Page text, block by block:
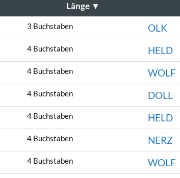
Länge ▼
3 Buchstaben
OLK
4 Buchstaben
HELD
4 Buchstaben
WOLF
4 Buchstaben
DOLL
4 Buchstaben
HELD
4 Buchstaben
NERZ
4 Buchstaben
WOLF